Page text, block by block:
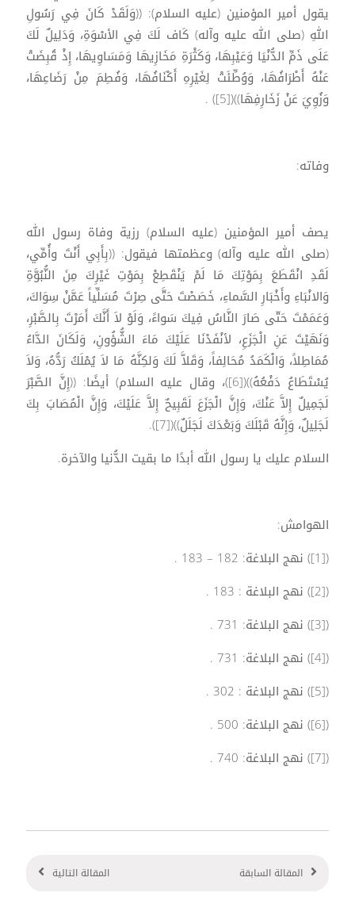
يقول أمير المؤمنين (عليه السلام): ((وَلَقَدْ كَانَ فِي رَسُولِ
اللهِ (صلى الله عليه وآله) كَاف لَكَ فِي الأسْوَةِ، وَدَلِيلٌ لَكَ
عَلَى ذَمِّ الدُّنْيَا وَعَيْبِهَا، وَكَثْرَةِ مَخَازِيهَا وَمَسَاوِيهَا، إِذْ قُبِضَتْ
عَنْهُ أَطْرَافُهَا، وَوُطِّئَتْ لِغَيْرِهِ أَكْنَافُهَا، وَفُطِمَ مِنْ رَضَاعِهَا،
وَزُوِيَ عَنْ زَخَارِفِهَا))([5]) .
وفاته:
يصف أمير المؤمنين (عليه السلام) رزية وفاة رسول الله
(صلى الله عليه وآله) وعظمتها فيقول: ((بِأَبِي أَنْتَ وأُمِّي،
لَقَدِ انْقَطَعَ بِمَوْتِكَ مَا لَمْ يَنْقَطِعْ بِمَوْتِ غَيْرِكَ مِنَ النُّبُوَّةِ
وَالانْبَاءِ وأَخْبَارِ السَّماءِ، خَصَصْتَ حَتَّى صِرْتَ مُسَلِّياً عَمَّنْ سِوَاكَ،
وَعَمَمْتَ حَتّى صَارَ النَّاسُ فِيكَ سَواءً، وَلَوْ لاَ أَنَّكَ أَمَرْتَ بِالصَّبْرِ،
وَنَهَيْتَ عَنِ الْجَزَعِ، لأنْفَدْنَا عَلَيْكَ مَاءَ الشُّؤُونِ، وَلَكَانَ الدَّاءُ
مُمَاطِلاً، وَالْكَمَدُ مُحَالِفاً، وَقَلاَّ لَكَ وَلكِنَّهُ مَا لاَ يُمْلَكُ رَدُّهُ، وَلاَ
يُسْتَطَاعُ دَفْعُهُ))([6])، وقال عليه السلام) أيضًا: ((إِنَّ الصَّبْرَ
لَجَمِيلٌ إِلاَّ عَنْكَ، وَإِنَّ الْجَزَعَ لَقَبِيحٌ إِلاَّ عَلَيْكَ، وَإِنَّ الْمُصَابَ بِكَ
لَجَلِيلٌ، وَإِنَّهُ قَبْلَكَ وَبَعْدَكَ لَجَلَلٌ))([7]).
السلام عليك يا رسول الله أبدًا ما بقيت الدُّنيا والآخرة.
الهوامش:
([1]) نهج البلاغة: 182 – 183 .
([2]) نهج البلاغة : 183 .
([3]) نهج البلاغة: 731 .
([4]) نهج البلاغة: 731 .
([5]) نهج البلاغة : 302 .
([6]) نهج البلاغة: 500 .
([7]) نهج البلاغة: 740 .
المقالة السابقة المقالة التالية